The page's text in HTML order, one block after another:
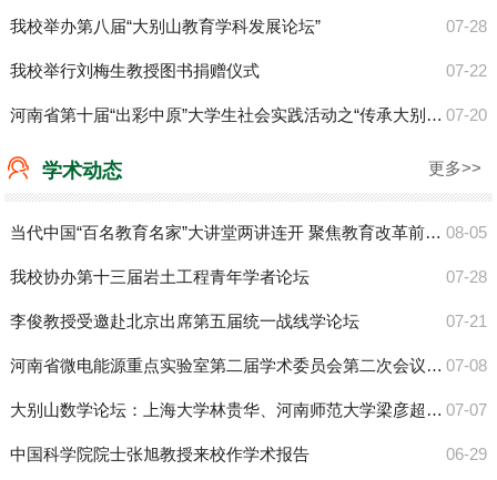
07-28
我校举办第八届“大别山教育学科发展论坛”
07-22
我校举行刘梅生教授图书捐赠仪式
07-20
河南省第十届“出彩中原”大学生社会实践活动之“传承大别山精神”主题活动在我校开班
学术动态 更多>>
08-05
当代中国“百名教育名家”大讲堂两讲连开 聚焦教育改革前沿议题
07-28
我校协办第十三届岩土工程青年学者论坛
07-21
李俊教授受邀赴北京出席第五届统一战线学论坛
07-08
河南省微电能源重点实验室第二届学术委员会第二次会议召开
07-07
大别山数学论坛：上海大学林贵华、河南师范大学梁彦超来校作学术报告
06-29
中国科学院院士张旭教授来校作学术报告